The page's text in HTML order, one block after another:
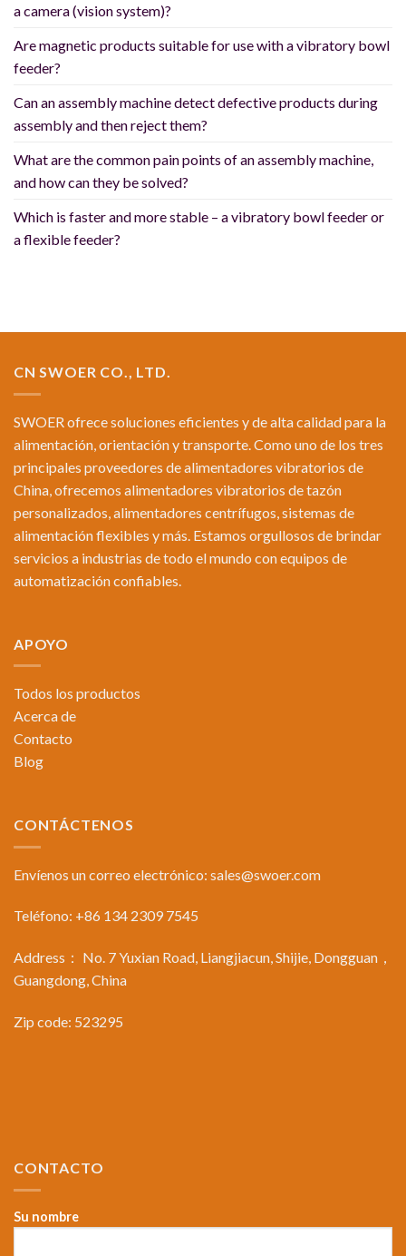
a camera (vision system)?
Are magnetic products suitable for use with a vibratory bowl
feeder?
Can an assembly machine detect defective products during
assembly and then reject them?
What are the common pain points of an assembly machine,
and how can they be solved?
Which is faster and more stable – a vibratory bowl feeder or
a flexible feeder?
CN SWOER CO., LTD.
SWOER ofrece soluciones eficientes y de alta calidad para la
alimentación, orientación y transporte. Como uno de los tres
principales proveedores de alimentadores vibratorios de
China, ofrecemos alimentadores vibratorios de tazón
personalizados, alimentadores centrífugos, sistemas de
alimentación flexibles y más. Estamos orgullosos de brindar
servicios a industrias de todo el mundo con equipos de
automatización confiables.
APOYO
Todos los productos
Acerca de
Contacto
Blog
CONTÁCTENOS
Envíenos un correo electrónico: sales@swoer.com
Teléfono: +86 134 2309 7545
Address： No. 7 Yuxian Road, Liangjiacun, Shijie, Dongguan，
Guangdong, China
Zip code: 523295
CONTACTO
Su nombre